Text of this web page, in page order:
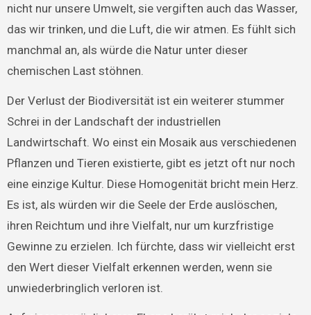
nicht nur unsere Umwelt, sie vergiften auch das Wasser,
das wir trinken, und die Luft, die wir atmen. Es fühlt sich
manchmal an, als würde die Natur unter dieser
chemischen Last stöhnen.
Der Verlust der Biodiversität ist ein weiterer stummer
Schrei in der Landschaft der industriellen
Landwirtschaft. Wo einst ein Mosaik aus verschiedenen
Pflanzen und Tieren existierte, gibt es jetzt oft nur noch
eine einzige Kultur. Diese Homogenität bricht mein Herz.
Es ist, als würden wir die Seele der Erde auslöschen,
ihren Reichtum und ihre Vielfalt, nur um kurzfristige
Gewinne zu erzielen. Ich fürchte, dass wir vielleicht erst
den Wert dieser Vielfalt erkennen werden, wenn sie
unwiederbringlich verloren ist.